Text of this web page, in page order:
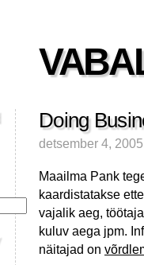
Doing
detsember 4, 2005
Maailma Pank
kaardistatakse
vajalik aeg,
kuluv aega jpm.
näitajad on